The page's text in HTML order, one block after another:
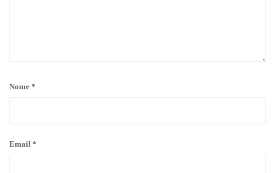
Nome *
Email *